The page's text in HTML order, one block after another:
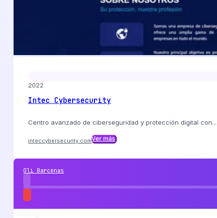
2022
Intec Cybersecurity
Centro avanzado de ciberseguridad y protección digital con...
inteccybersecurity.comVer más
Oli Barcenas